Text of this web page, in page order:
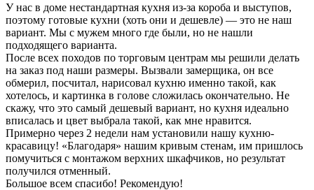
У нас в доме нестандартная кухня из-за короба и выступов,
поэтому готовые кухни (хоть они и дешевле) — это не наш
вариант. Мы с мужем много где были, но не нашли
подходящего варианта.
После всех походов по торговым центрам мы решили делать
на заказ под наши размеры. Вызвали замерщика, он все
обмерил, посчитал, нарисовал кухню именно такой, как
хотелось, и картинка в голове сложилась окончательно. Не
скажу, что это самый дешевый вариант, но кухня идеально
вписалась и цвет выбрала такой, как мне нравится.
Примерно через 2 недели нам установили нашу кухню-
красавицу! «Благодаря» нашим кривым стенам, им пришлось
помучиться с монтажом верхних шкафчиков, но результат
получился отменный.
Большое всем спасибо! Рекомендую!